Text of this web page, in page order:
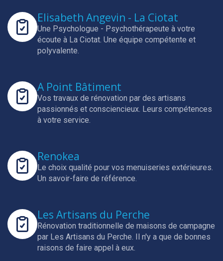
Elisabeth Angevin - La Ciotat
Une Psychologue - Psychothérapeute à votre
écoute à La Ciotat. Une équipe compétente et
polyvalente.
A Point Bâtiment
Vos travaux de rénovation par des artisans
passionnés et consciencieux. Leurs compétences
à votre service.
Renokea
Le choix qualité pour vos menuiseries extérieures.
Un savoir-faire de référence.
Les Artisans du Perche
Rénovation traditionnelle de maisons de campagne
par Les Artisans du Perche. Il n'y a que de bonnes
raisons de faire appel à eux.